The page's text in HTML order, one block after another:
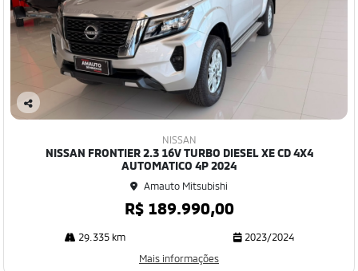
Co
NISSAN
NISSAN FRONTIER 2.3 16V TURBO DIESEL XE CD 4X4
AUTOMATICO 4P 2024
Amauto Mitsubishi
R$ 189.990,00
29.335 km
2023/2024
Mais informações